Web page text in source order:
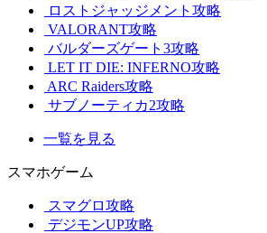
ロストジャッジメント攻略
VALORANT攻略
バルダーズゲート3攻略
LET IT DIE: INFERNO攻略
ARC Raiders攻略
サブノーティカ2攻略
一覧を見る
スマホゲーム
スマグロ攻略
デジモンUP攻略